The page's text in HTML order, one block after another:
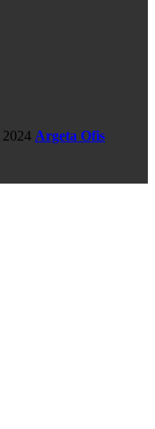
2024 Argeta Ofis